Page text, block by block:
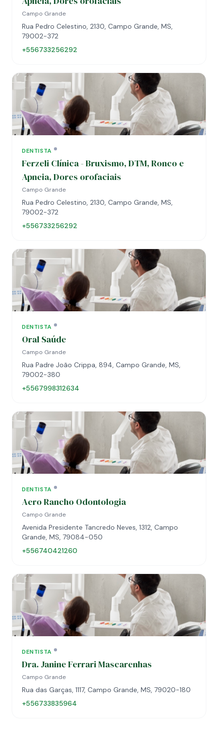
Campo Grande
Rua Pedro Celestino, 2130, Campo Grande, MS,
79002-372
+556733256292
DENTISTA
Ferzeli Clínica - Bruxismo, DTM, Ronco e
Apneia, Dores orofaciais
Campo Grande
Rua Pedro Celestino, 2130, Campo Grande, MS,
79002-372
+556733256292
DENTISTA
Oral Saúde
Campo Grande
Rua Padre João Crippa, 894, Campo Grande, MS,
79002-380
+5567998312634
DENTISTA
Aero Rancho Odontologia
Campo Grande
Avenida Presidente Tancredo Neves, 1312, Campo
Grande, MS, 79084-050
+556740421260
DENTISTA
Dra. Janine Ferrari Mascarenhas
Campo Grande
Rua das Garças, 1117, Campo Grande, MS, 79020-180
+556733835964